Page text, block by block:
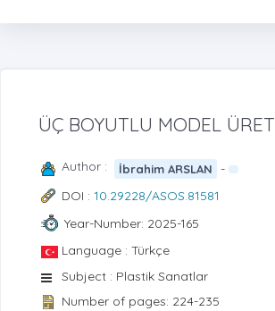
ÜÇ BOYUTLU MODEL
Author : İbrahim ARSLAN
-
DOI : 10.29228/ASOS.81581
Year-Number: 2025-165
Language : Türkçe
Subject : Plastik Sanatlar
Number of pages: 224-235